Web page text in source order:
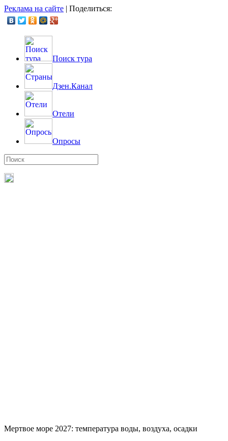
Реклама на сайте | Поделиться:
Поиск тура
Дзен.Канал
Отели
Опросы
Мертвое море 2027: температура воды, воздуха, осадки